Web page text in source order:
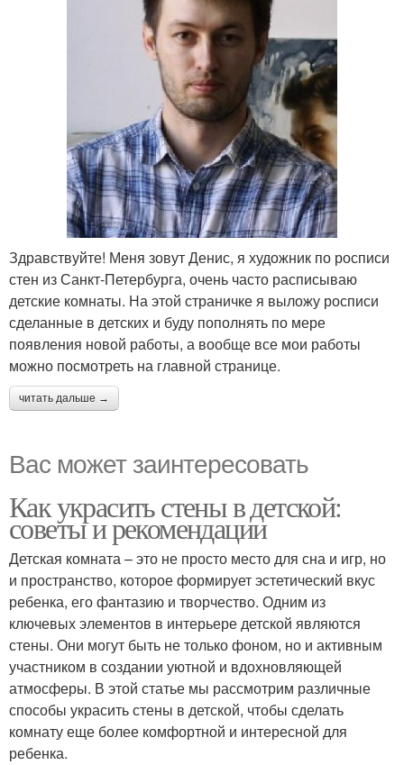
Здравствуйте! Меня зовут Денис, я художник по росписи
стен из Санкт-Петербурга, очень часто расписываю
детские комнаты. На этой страничке я выложу росписи
сделанные в детских и буду пополнять по мере
появления новой работы, а вообще все мои работы
можно посмотреть на главной странице.
читать дальше →
Вас может заинтересовать
Как украсить стены в детской:
советы и рекомендации
Детская комната – это не просто место для сна и игр, но
и пространство, которое формирует эстетический вкус
ребенка, его фантазию и творчество. Одним из
ключевых элементов в интерьере детской являются
стены. Они могут быть не только фоном, но и активным
участником в создании уютной и вдохновляющей
атмосферы. В этой статье мы рассмотрим различные
способы украсить стены в детской, чтобы сделать
комнату еще более комфортной и интересной для
ребенка.